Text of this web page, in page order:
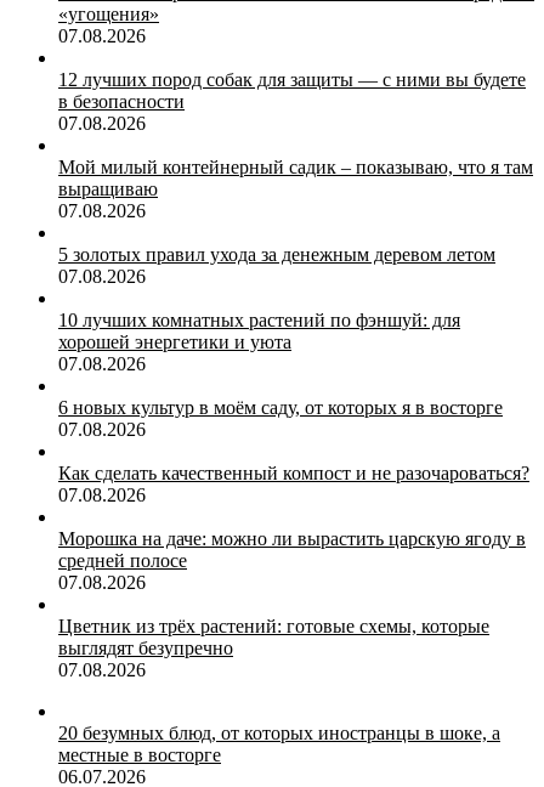
«угощения»
07.08.2026
12 лучших пород собак для защиты — с ними вы будете
в безопасности
07.08.2026
Мой милый контейнерный садик – показываю, что я там
выращиваю
07.08.2026
5 золотых правил ухода за денежным деревом летом
07.08.2026
10 лучших комнатных растений по фэншуй: для
хорошей энергетики и уюта
07.08.2026
6 новых культур в моём саду, от которых я в восторге
07.08.2026
Как сделать качественный компост и не разочароваться?
07.08.2026
Морошка на даче: можно ли вырастить царскую ягоду в
средней полосе
07.08.2026
Цветник из трёх растений: готовые схемы, которые
выглядят безупречно
07.08.2026
20 безумных блюд, от которых иностранцы в шоке, а
местные в восторге
06.07.2026